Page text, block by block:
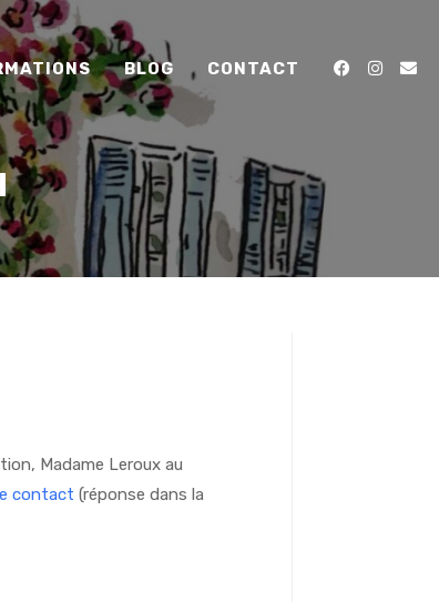
BLOG CONTACT
Madame Leroux au
contact (réponse dans la